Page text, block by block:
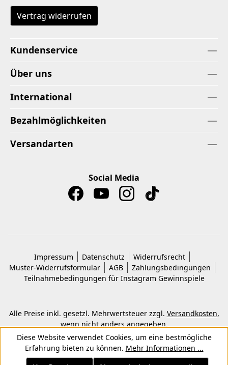
Vertrag widerrufen
Kundenservice
Über uns
International
Bezahlmöglichkeiten
Versandarten
Social Media
Impressum Datenschutz
Widerrufsrecht
Muster-Widerrufsformular
AGB
Zahlungsbedingungen
Teilnahmebedingungen für Instagram Gewinnspiele
Alle Preise inkl. gesetzl. Mehrwertsteuer zzgl. Versandkosten,
wenn nicht anders angegeben.
© 2026 Copyright © Kwon KG. Alle Rechte vorbehalten.
Diese Website verwendet Cookies, um eine bestmögliche
Erfahrung bieten zu können. Mehr Informationen ...